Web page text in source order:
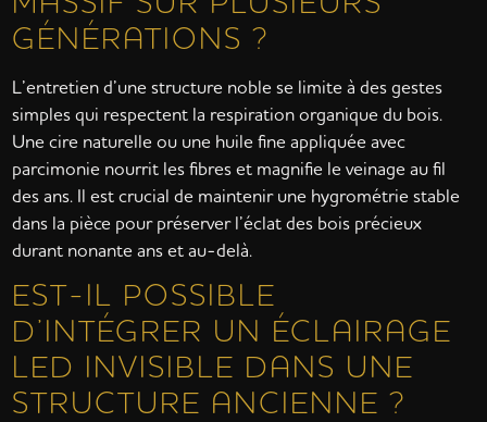
GÉNÉRATIONS ?
L’entretien d’une structure noble se limite à des gestes
simples qui respectent la respiration organique du bois.
Une cire naturelle ou une huile fine appliquée avec
parcimonie nourrit les fibres et magnifie le veinage au fil
des ans. Il est crucial de maintenir une hygrométrie stable
dans la pièce pour préserver l’éclat des bois précieux
durant nonante ans et au-delà.
EST-IL POSSIBLE
D’INTÉGRER UN ÉCLAIRAGE
LED INVISIBLE DANS UNE
STRUCTURE ANCIENNE ?